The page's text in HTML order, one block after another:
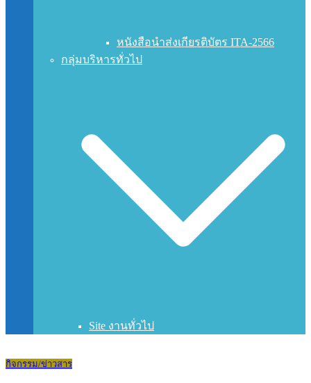
หนังสือนำส่งเกียรติบัตร ITA-2566
กลุ่มบริหารทั่วไป
Site งานทั่วไป
กิจกรรม/ข่าวสาร